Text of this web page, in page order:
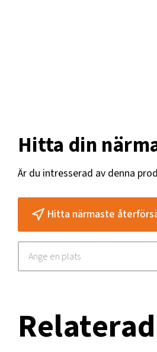
Hitta din
Är du intresserad av denna
Hitta närmaste